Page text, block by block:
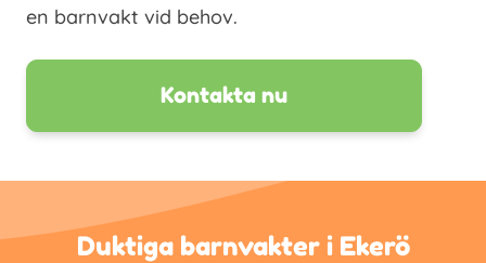
en barnvakt vid behov.
Kontakta nu
Duktiga barnvakter i Ekerö